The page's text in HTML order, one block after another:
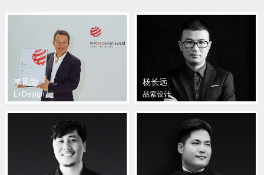
李凤朗
L+Design
杨长远
品索设计